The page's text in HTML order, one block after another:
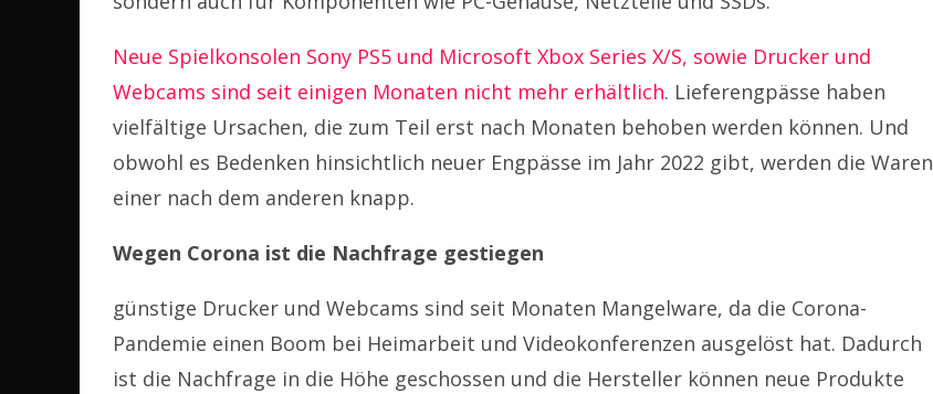
Neue Spielkonsolen Sony PS5 und Microsoft Xbox Series X/S, sowie Drucker und
Webcams sind seit einigen Monaten nicht mehr erhältlich. Lieferengpässe haben
vielfältige Ursachen, die zum Teil erst nach Monaten behoben werden können. Und
obwohl es Bedenken hinsichtlich neuer Engpässe im Jahr 2022 gibt, werden die Waren
einer nach dem anderen knapp.
Wegen Corona ist die Nachfrage gestiegen
günstige Drucker und Webcams sind seit Monaten Mangelware, da die Corona-
Pandemie einen Boom bei Heimarbeit und Videokonferenzen ausgelöst hat. Dadurch
ist die Nachfrage in die Höhe geschossen und die Hersteller können neue Produkte